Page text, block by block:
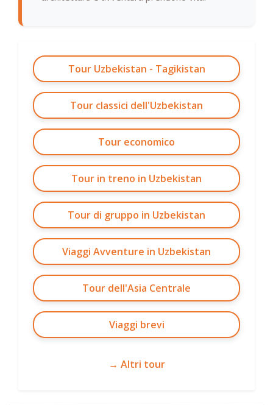
Tour Uzbekistan - Tagikistan
Tour classici dell'Uzbekistan
Tour economico
Tour in treno in Uzbekistan
Tour di gruppo in Uzbekistan
Viaggi Avventure in Uzbekistan
Tour dell'Asia Centrale
Viaggi brevi
→ Altri tour